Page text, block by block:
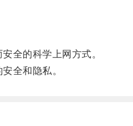
全的科学上网方式。
全和隐私。